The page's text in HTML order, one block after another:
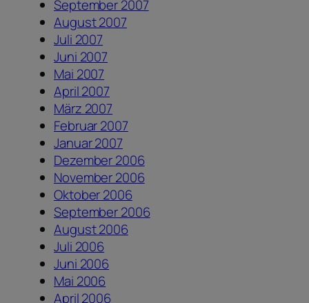
September 2007
August 2007
Juli 2007
Juni 2007
Mai 2007
April 2007
März 2007
Februar 2007
Januar 2007
Dezember 2006
November 2006
Oktober 2006
September 2006
August 2006
Juli 2006
Juni 2006
Mai 2006
April 2006